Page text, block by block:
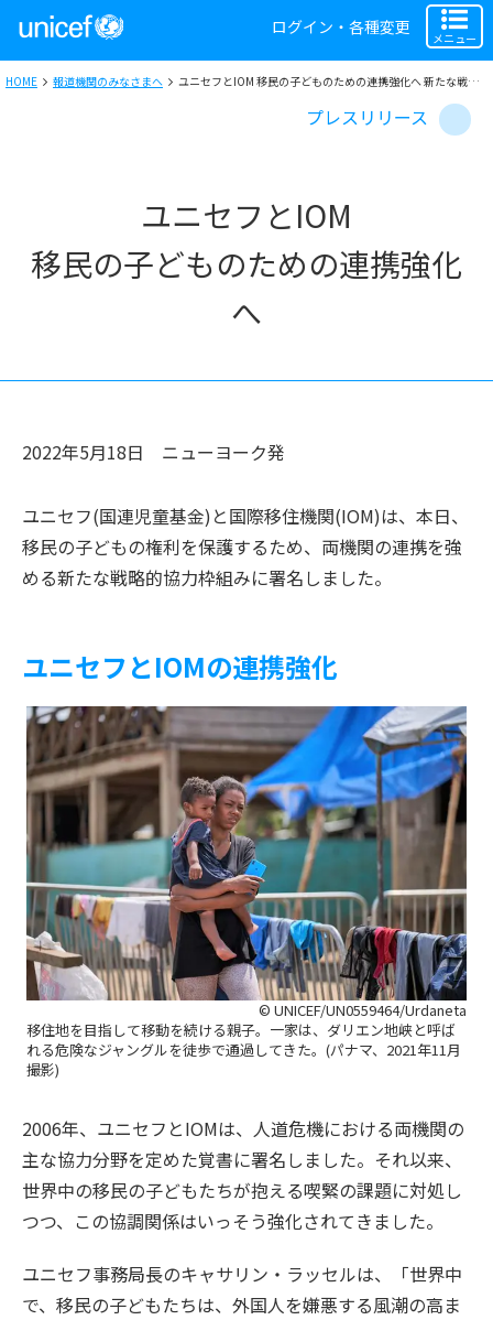
ログイン・各種変更
メニュー
HOME 報道機関のみなさまへ ユニセフとIOM 移民の子どものための連携強化へ 新たな戦略的協力枠組みに署名
プレスリリース
ユニセフとIOM
移民の子どものための連携強化
へ
2022年5月18日 ニューヨーク発
ユニセフ(国連児童基金)と国際移住機関(IOM)は、本日、
移民の子どもの権利を保護するため、両機関の連携を強
める新たな戦略的協力枠組みに署名しました。
ユニセフとIOMの連携強化
© UNICEF/UN0559464/Urdaneta
移住地を目指して移動を続ける親子。一家は、ダリエン地峡と呼ば
れる危険なジャングルを徒歩で通過してきた。(パナマ、2021年11月
撮影)
2006年、ユニセフとIOMは、人道危機における両機関の
主な協力分野を定めた覚書に署名しました。それ以来、
世界中の移民の子どもたちが抱える喫緊の課題に対処し
つつ、この協調関係はいっそう強化されてきました。
ユニセフ事務局長のキャサリン・ラッセルは、「世界中
で、移民の子どもたちは、外国人を嫌悪する風潮の高ま